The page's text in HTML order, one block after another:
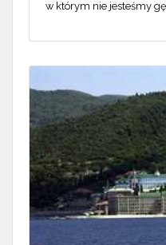
w którym nie jesteśmy